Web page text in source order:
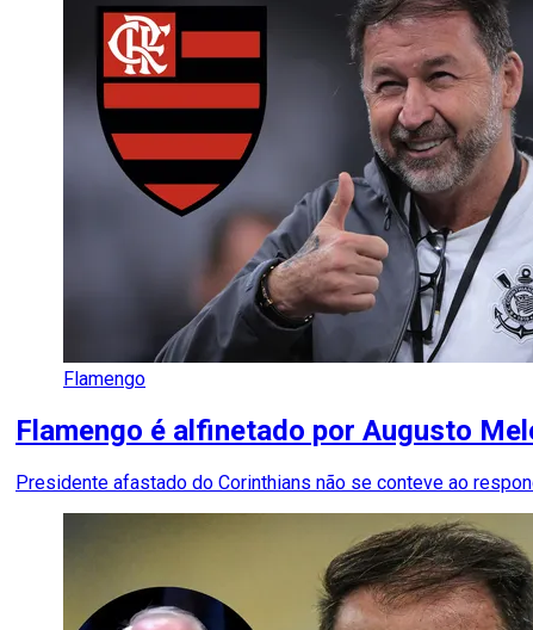
Flamengo
Flamengo é alfinetado por Augusto
Presidente afastado do Corinthians não se conteve ao